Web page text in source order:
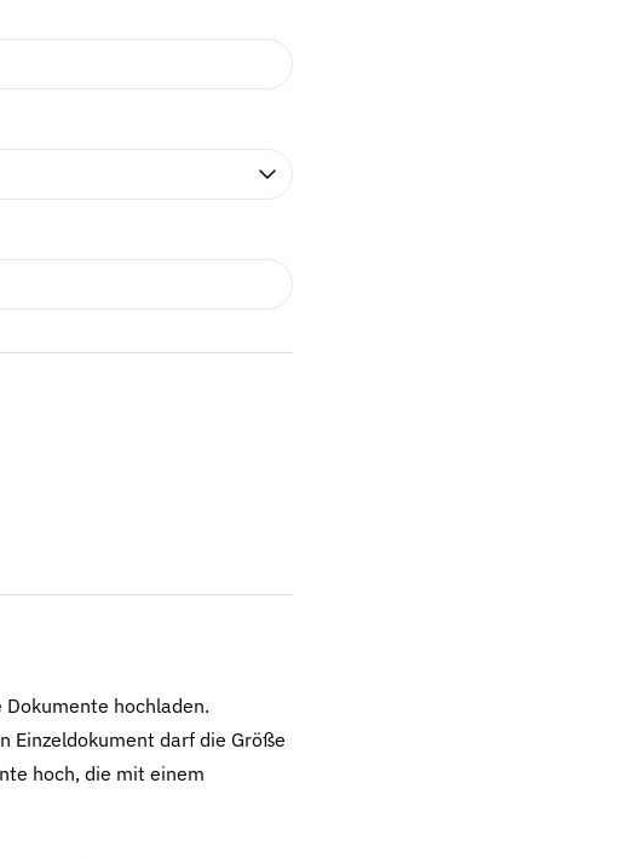
hochladen.
Einzeldokument darf die Größe
hoch, die mit einem